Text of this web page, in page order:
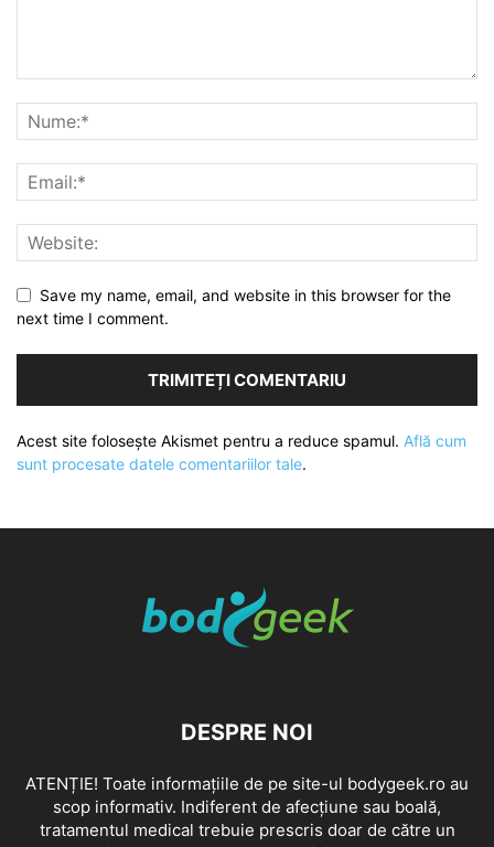
Save my name, email, and website in this browser for the
next time I comment.
Acest site folosește Akismet pentru a reduce spamul. Află cum
sunt procesate datele comentariilor tale.
DESPRE NOI
ATENȚIE! Toate informațiile de pe site-ul bodygeek.ro au
scop informativ. Indiferent de afecțiune sau boală,
tratamentul medical trebuie prescris doar de către un